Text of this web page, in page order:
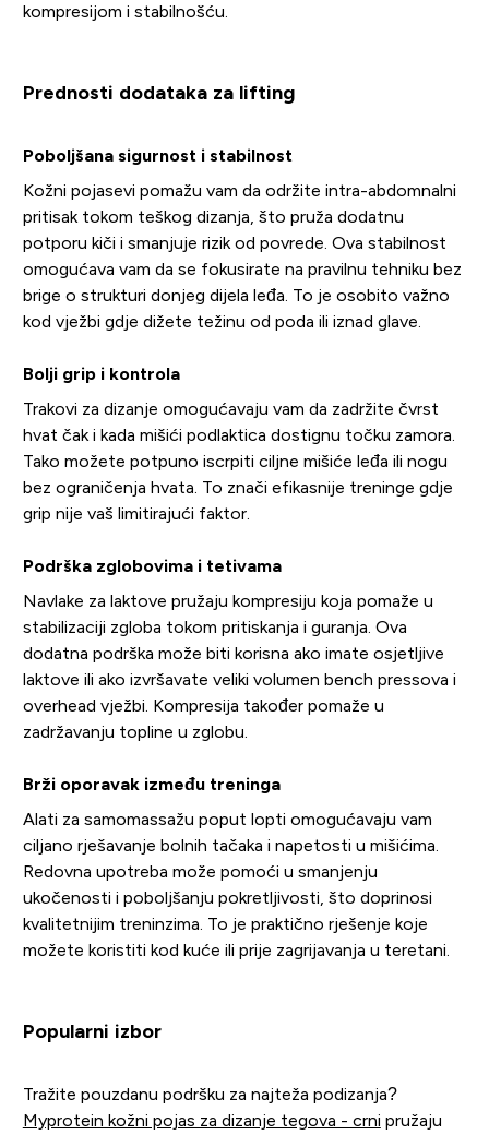
kompresijom i stabilnošću.
Prednosti dodataka za lifting
Poboljšana sigurnost i stabilnost
Kožni pojasevi pomažu vam da održite intra-abdomnalni
pritisak tokom teškog dizanja, što pruža dodatnu
potporu kiči i smanjuje rizik od povrede. Ova stabilnost
omogućava vam da se fokusirate na pravilnu tehniku bez
brige o strukturi donjeg dijela leđa. To je osobito važno
kod vježbi gdje dižete težinu od poda ili iznad glave.
Bolji grip i kontrola
Trakovi za dizanje omogućavaju vam da zadržite čvrst
hvat čak i kada mišići podlaktica dostignu točku zamora.
Tako možete potpuno iscrpiti ciljne mišiće leđa ili nogu
bez ograničenja hvata. To znači efikasnije treninge gdje
grip nije vaš limitirajući faktor.
Podrška zglobovima i tetivama
Navlake za laktove pružaju kompresiju koja pomaže u
stabilizaciji zgloba tokom pritiskanja i guranja. Ova
dodatna podrška može biti korisna ako imate osjetljive
laktove ili ako izvršavate veliki volumen bench pressova i
overhead vježbi. Kompresija također pomaže u
zadržavanju topline u zglobu.
Brži oporavak između treninga
Alati za samomassažu poput lopti omogućavaju vam
ciljano rješavanje bolnih tačaka i napetosti u mišićima.
Redovna upotreba može pomoći u smanjenju
ukočenosti i poboljšanju pokretljivosti, što doprinosi
kvalitetnijim treninzima. To je praktično rješenje koje
možete koristiti kod kuće ili prije zagrijavanja u teretani.
Popularni izbor
Tražite pouzdanu podršku za najteža podizanja?
Myprotein kožni pojas za dizanje tegova - crni pružaju